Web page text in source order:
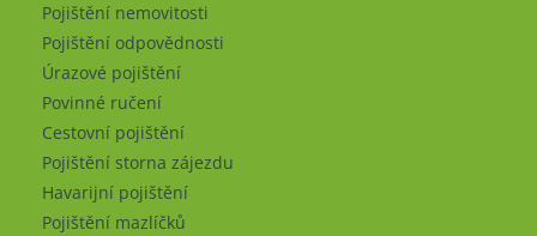
Pojištění nemovitosti
Pojištění odpovědnosti
Úrazové pojištění
Povinné ručení
Cestovní pojištění
Pojištění storna zájezdu
Havarijní pojištění
Pojištění mazlíčků